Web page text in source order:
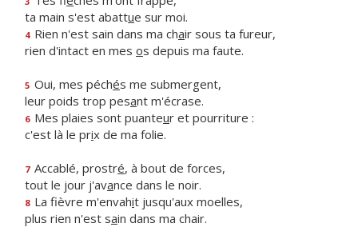
ta main s'est abattue sur moi.
4 Rien n'est sain dans ma chair sous ta fureur,
rien d'intact en mes os depuis ma faute.
5 Oui, mes péchés me submergent,
leur poids trop pesant m'écrase.
6 Mes plaies sont puanteur et pourriture :
c'est là le prix de ma folie.
7 Accablé, prostré, à bout de forces,
tout le jour j'avance dans le noir.
8 La fièvre m'envahit jusqu'aux moelles,
plus rien n'est sain dans ma chair.